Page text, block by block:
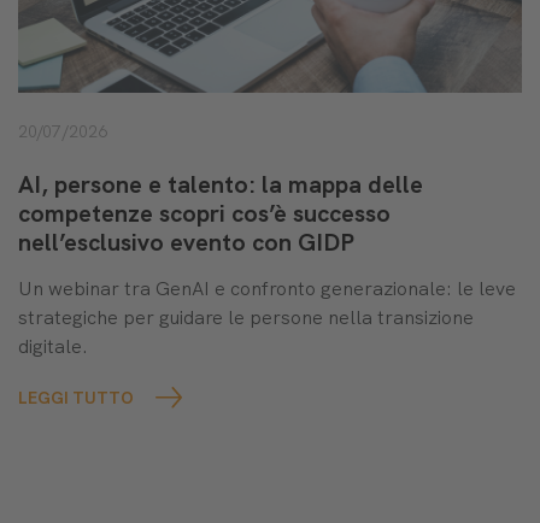
20/07/2026
AI, persone e talento: la mappa delle
competenze scopri cos’è successo
nell’esclusivo evento con GIDP
Un webinar tra GenAI e confronto generazionale: le leve
strategiche per guidare le persone nella transizione
digitale.
LEGGI TUTTO